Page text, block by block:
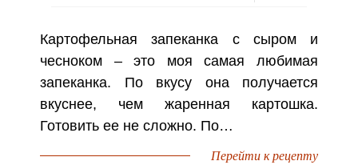
Картофельная запеканка с сыром и
чесноком – это моя самая любимая
запеканка. По вкусу она получается
вкуснее, чем жаренная картошка.
Готовить ее не сложно. По…
Перейти к рецепту